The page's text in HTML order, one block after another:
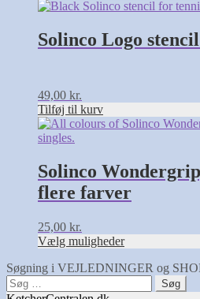
Solinco Logo
49,00 kr.
Tilføj til kurv
Solinco
flere farver
25,00 kr.
Vælg muligheder
Dette
vare
flere
varianter.
Mulighederne
vælges
på
varesiden
Søgning i VEJLEDNINGER og
Søg
efter: